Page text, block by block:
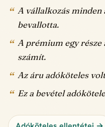
A vállalkozás minden
bevallotta.
A prémium egy
számít.
Az áru adóköteles
Ez a bevétel